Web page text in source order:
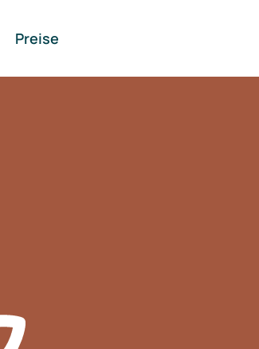
Preise